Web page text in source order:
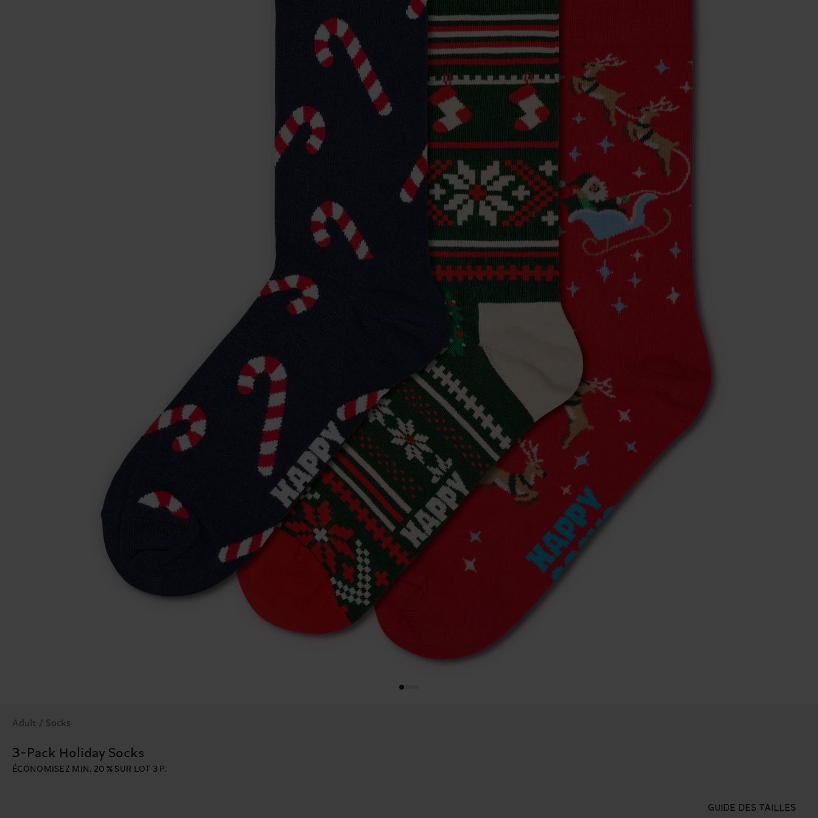
Adult / Socks
3-Pack Holiday Socks
ÉCONOMISEZ MIN. 20 % SUR LOT 3 P.
GUIDE DES TAILLES